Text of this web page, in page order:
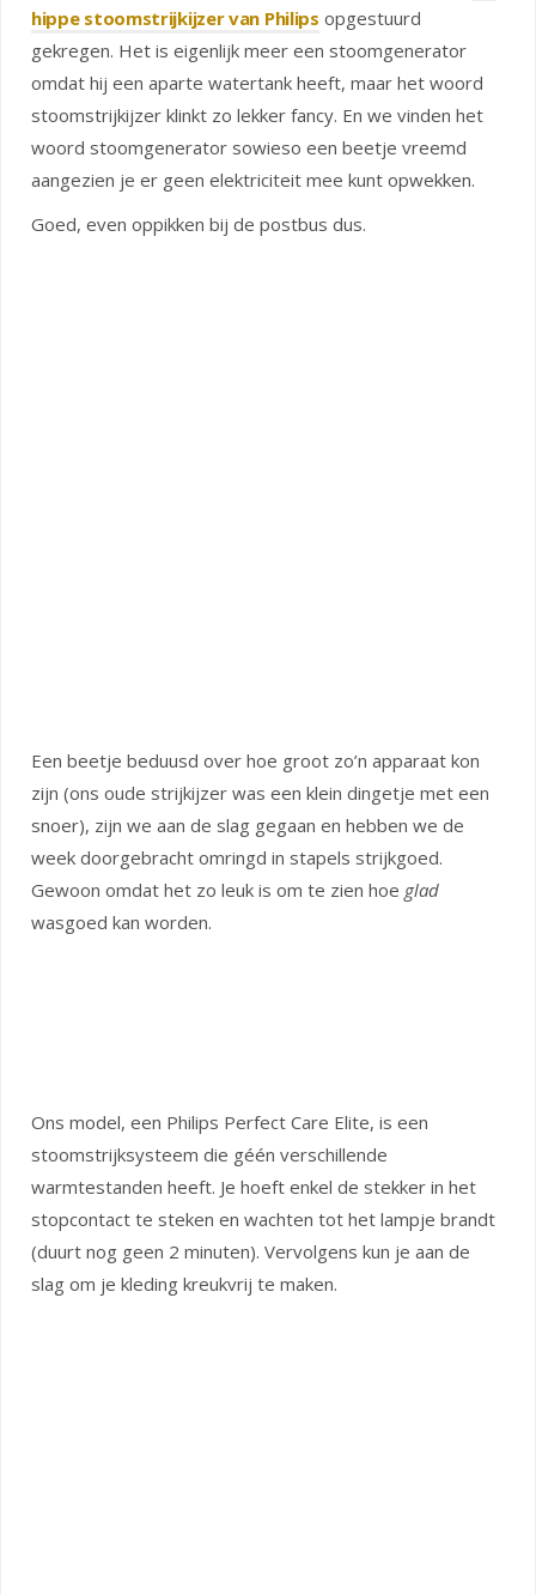
hippe stoomstrijkijzer van Philips opgestuurd
gekregen. Het is eigenlijk meer een stoomgenerator
omdat hij een aparte watertank heeft, maar het woord
stoomstrijkijzer klinkt zo lekker fancy. En we vinden het
woord stoomgenerator sowieso een beetje vreemd
aangezien je er geen elektriciteit mee kunt opwekken.
Goed, even oppikken bij de postbus dus.
Een beetje beduusd over hoe groot zo’n apparaat kon
zijn (ons oude strijkijzer was een klein dingetje met een
snoer), zijn we aan de slag gegaan en hebben we de
week doorgebracht omringd in stapels strijkgoed.
Gewoon omdat het zo leuk is om te zien hoe glad
wasgoed kan worden.
Ons model, een Philips Perfect Care Elite, is een
stoomstrijksysteem die géén verschillende
warmtestanden heeft. Je hoeft enkel de stekker in het
stopcontact te steken en wachten tot het lampje brandt
(duurt nog geen 2 minuten). Vervolgens kun je aan de
slag om je kleding kreukvrij te maken.